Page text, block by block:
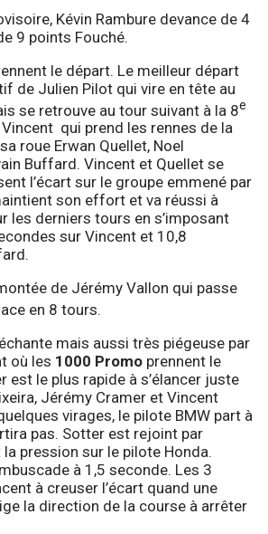
Kévin Rambure devance de 4
9 points Fouché.
le départ. Le meilleur départ
de Julien Pilot qui vire en tête au
se retrouve au tour suivant à la 8e
Vincent qui prend les rennes de la
roue Erwan Quellet, Noel
Buffard. Vincent et Quellet se
l’écart sur le groupe emmené par
son effort et va réussi à
les derniers tours en s’imposant
sur Vincent et 10,8
de Jérémy Vallon qui passe
en 8 tours.
mais aussi très piégeuse par
où les 1000 Promo prennent le
est le plus rapide à s’élancer juste
Jérémy Cramer et Vincent
virages, le pilote BMW part à
pas. Sotter est rejoint par
pression sur le pilote Honda.
à 1,5 seconde. Les 3
à creuser l’écart quand une
la direction de la course à arrêter